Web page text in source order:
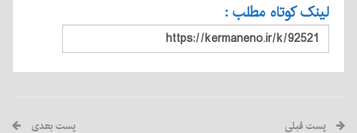
لینک کوتاه مطلب :
پست قبلی پست بعدی